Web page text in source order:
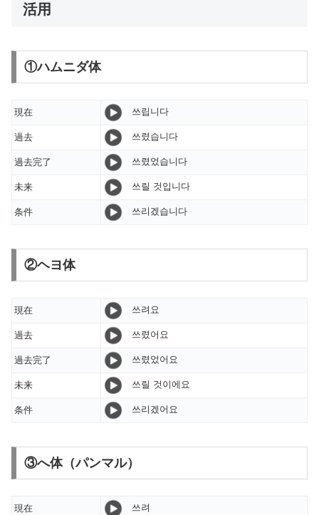
活用
①ハムニダ体
現在 쓰립니다
過去 쓰렸습니다
過去完了 쓰렸었습니다
未来 쓰릴 것입니다
条件 쓰리겠습니다
②ヘヨ体
現在 쓰려요
過去 쓰렸어요
過去完了 쓰렸었어요
未来 쓰릴 것이에요
条件 쓰리겠어요
③へ体（パンマル）
現在 쓰려